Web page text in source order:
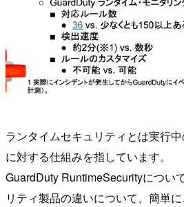
ランタイムセキュリティとは実行
に対する仕組みを指しています。
GuardDuty RuntimeSecurityについ
リティ製品の違いについて、簡単に